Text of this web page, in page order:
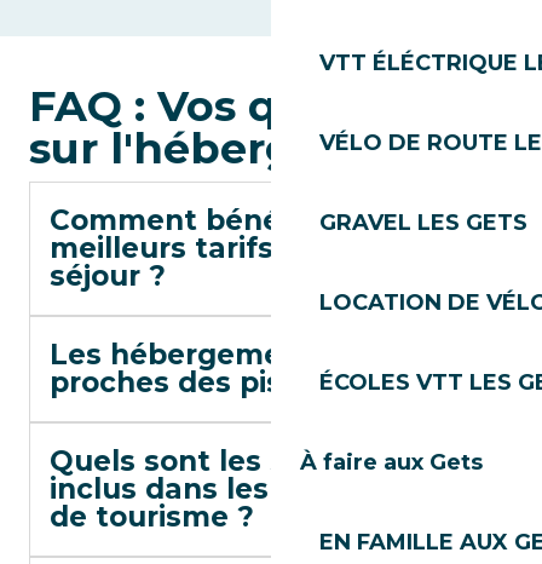
VTT ÉLÉCTRIQUE
VÉLO DE ROUTE
GRAVEL LES GETS
LOCATION DE
ÉCOLES VTT LES
À faire aux Gets
EN FAMILLE AUX
FAQ : Vos questions
sur l'hébergement
Comment bénéficier des
meilleurs tarifs pour mon
séjour ?
Les hébergements sont-ils
proches des pistes ?
Quels sont les services
inclus dans les résidences
de tourisme ?